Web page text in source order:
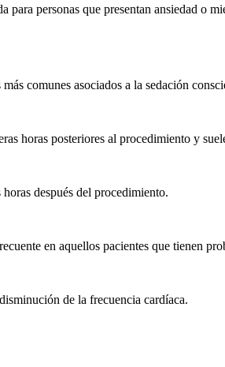
personas que presentan ansiedad o
comunes asociados a la sedación
horas posteriores al procedimiento y
después del procedimiento.
en aquellos pacientes que tienen
de la frecuencia cardíaca.